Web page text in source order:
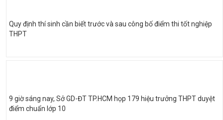
Quy định thí sinh cần biết trước và sau công bố điểm thi tốt nghiệp
THPT
9 giờ sáng nay, Sở GD-ĐT TP.HCM họp 179 hiệu trưởng THPT duyệt
điểm chuẩn lớp 10